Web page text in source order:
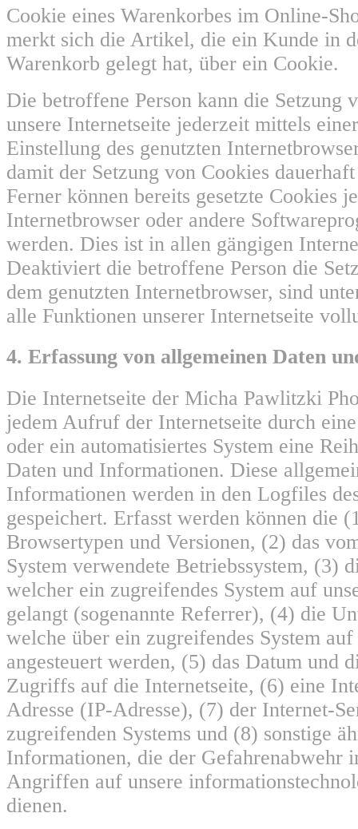
Cookie eines Warenkorbes im Online-
merkt sich die Artikel, die ein Kunde in
Warenkorb gelegt hat, über ein Cookie.
Die betroffene Person kann die Setzung
unsere Internetseite jederzeit mittels
Einstellung des genutzten
damit der Setzung von Cookies
Ferner können bereits gesetzte Cookies
Internetbrowser oder andere
werden. Dies ist in allen gängigen
Deaktiviert die betroffene Person die
dem genutzten Internetbrowser, sind
alle Funktionen unserer Internetseite
4. Erfassung von allgemeinen Daten
Die Internetseite der Micha Pawlitzki
jedem Aufruf der Internetseite durch
oder ein automatisiertes System eine
Daten und Informationen. Diese
Informationen werden in den Logfiles
gespeichert. Erfasst werden können die
Browsertypen und Versionen, (2) das
System verwendete Betriebssystem, (3)
welcher ein zugreifendes System auf
gelangt (sogenannte Referrer), (4) die
welche über ein zugreifendes System
angesteuert werden, (5) das Datum und
Zugriffs auf die Internetseite, (6) eine
Adresse (IP-Adresse), (7) der Internet-
zugreifenden Systems und (8) sonstige
Informationen, die der Gefahrenabwehr
Angriffen auf unsere
dienen.